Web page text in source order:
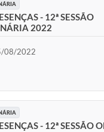
- 12ª SESSÃO
2022
08/2022
- 12ª SESSÃO